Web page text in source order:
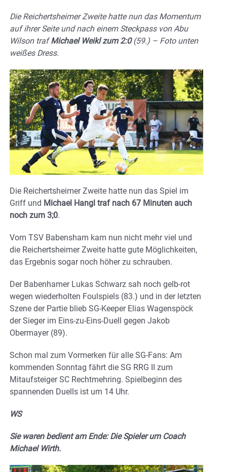
Die Reichertsheimer Zweite hatte nun das Momentum
auf ihrer Seite und nach einem Steckpass von Abu
Wilson trafMichael Weikl zum 2:0(59.) – Foto unten
weißes Dress.
Die Reichertsheimer Zweite hatte nun das Spiel im
Griff und Michael Hangl traf nach 67 Minuten auch
noch zum 3;0.
Vom TSV Babensham kam nun nicht mehr viel und
die Reichertsheimer Zweite hatte gute Möglichkeiten,
das Ergebnis sogar noch höher zu schrauben.
Der Babenhamer Lukas Schwarz sah noch gelb-rot
wegen wiederholten Foulspiels (83.) und in der letzten
Szene der Partie blieb SG-Keeper Elias Wagenspöck
der Sieger im Eins-zu-Eins-Duell gegen Jakob
Obermayer (89).
Schon mal zum Vormerken für alle SG-Fans: Am
kommenden Sonntag fährt die SG RRG II zum
Mitaufsteiger SC Rechtmehring. Spielbeginn des
spannenden Duells ist um 14 Uhr.
WS
Sie waren bedient am Ende: Die Spieler um Coach
Michael Wirth.